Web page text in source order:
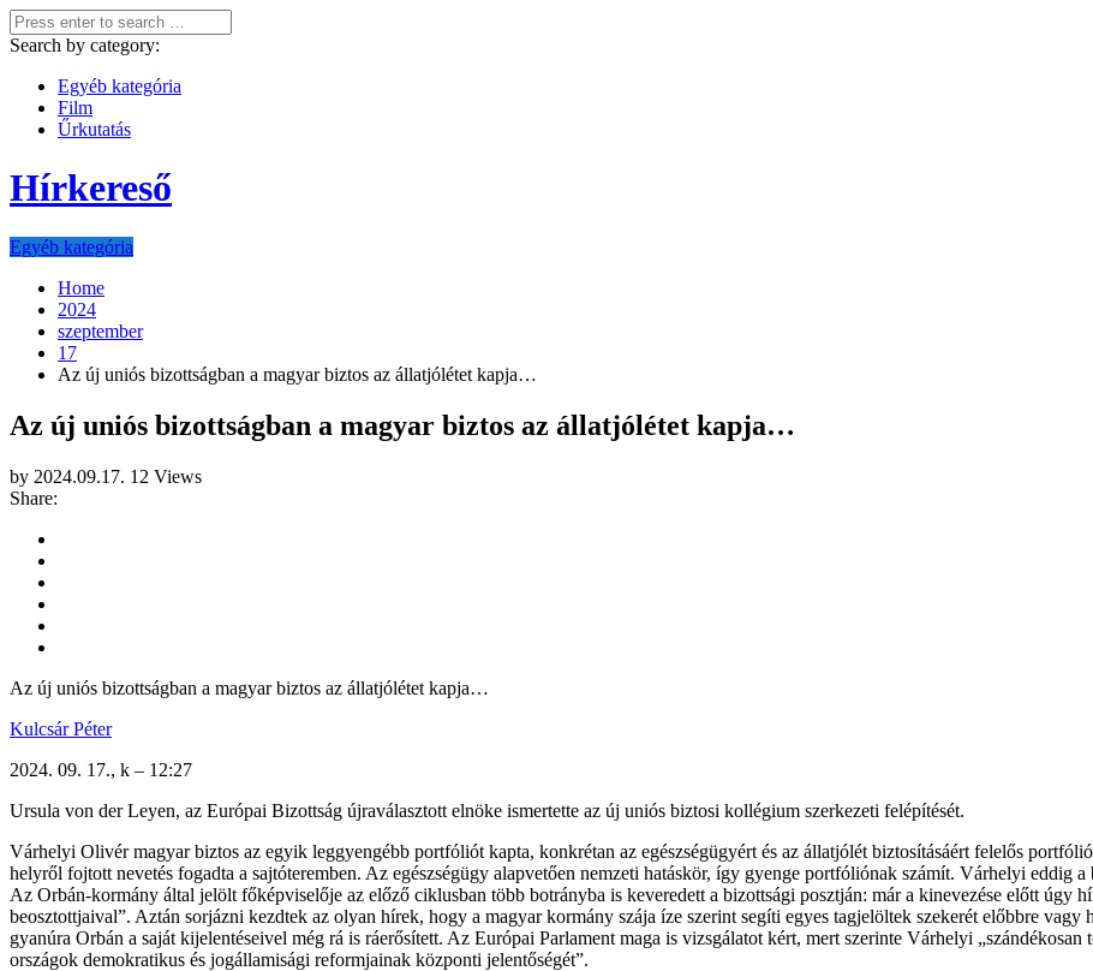
Search by category:
Egyéb kategória
Film
Űrkutatás
Hírkereső
Egyéb kategória
Home
2024
szeptember
17
Az új uniós bizottságban a magyar biztos az állatjólétet kapja…
Az új uniós bizottságban a magyar biztos az állatjólétet kapja…
by 2024.09.17. 12 Views
Share:
Az új uniós bizottságban a magyar biztos az állatjólétet kapja…
Kulcsár Péter
2024. 09. 17., k – 12:27
Ursula von der Leyen, az Európai Bizottság újraválasztott elnöke ismertette az új uniós biztosi kollégium szerkezeti felépítését.
Várhelyi Olivér magyar biztos az egyik leggyengébb portfóliót kapta, konkrétan az egészségügyért és az állatjólét biztosításáért felelős
helyről fojtott nevetés fogadta a sajtóteremben. Az egészségügy alapvetően nemzeti hatáskör, így gyenge portfóliónak számít. Várhelyi eddig
Az Orbán-kormány által jelölt főképviselője az előző ciklusban több botrányba is keveredett a bizottsági posztján: már a kinevezése előtt úgy
beosztottjaival”. Aztán sorjázni kezdtek az olyan hírek, hogy a magyar kormány szája íze szerint segíti egyes tagjelöltek szekerét előbbre vagy
gyanúra Orbán a saját kijelentéseivel még rá is ráerősített. Az Európai Parlament maga is vizsgálatot kért, mert szerinte Várhelyi
országok demokratikus és jogállamisági reformjainak központi jelentőségét”.